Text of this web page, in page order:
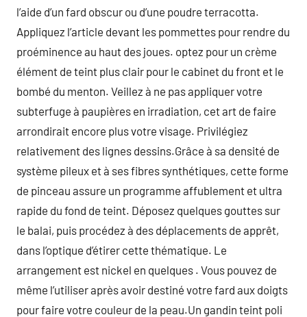
l’aide d’un fard obscur ou d’une poudre terracotta.
Appliquez l’article devant les pommettes pour rendre du
proéminence au haut des joues. optez pour un crème
élément de teint plus clair pour le cabinet du front et le
bombé du menton. Veillez à ne pas appliquer votre
subterfuge à paupières en irradiation, cet art de faire
arrondirait encore plus votre visage. Privilégiez
relativement des lignes dessins.Grâce à sa densité de
système pileux et à ses fibres synthétiques, cette forme
de pinceau assure un programme affublement et ultra
rapide du fond de teint. Déposez quelques gouttes sur
le balai, puis procédez à des déplacements de apprêt,
dans l’optique d’étirer cette thématique. Le
arrangement est nickel en quelques . Vous pouvez de
même l’utiliser après avoir destiné votre fard aux doigts
pour faire votre couleur de la peau.Un gandin teint poli